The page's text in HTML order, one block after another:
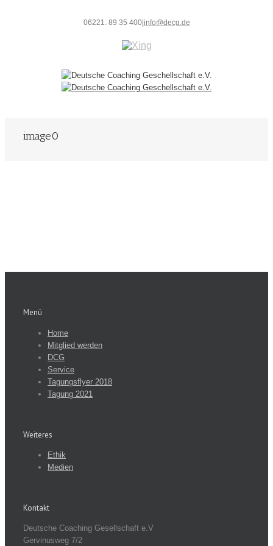
06221. 89 35 400| info@decg.de
image0
Menü
Home
Mitglied werden
DCG
Service
Tagungsflyer 2018
Tagung 2021
Weiteres
Ethik
Medien
Kontakt
Deutsche Coaching Gesellschaft e.V
Gervinusweg 7/2